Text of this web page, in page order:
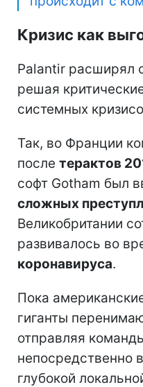
Кризис как
Palantir расширял
решая
системных
Так, во Франции
после терактов
софт Gotham был
сложных
Великобритании
развивалось во
коронавируса.
Пока
гиганты
отправляя
непосредственно
глубокой